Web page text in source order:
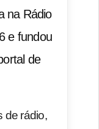
na Rádio
e fundou
de
de rádio,